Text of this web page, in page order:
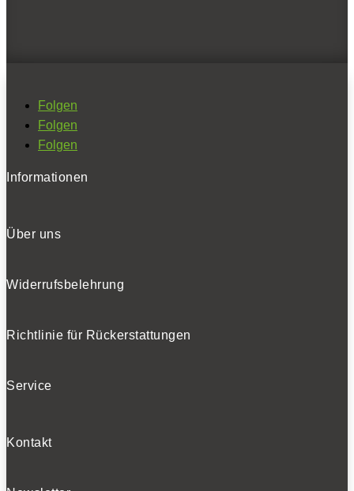
Folgen
Folgen
Folgen
Informationen
Über uns
Widerrufsbelehrung
Richtlinie für Rückerstattungen
Service
Kontakt